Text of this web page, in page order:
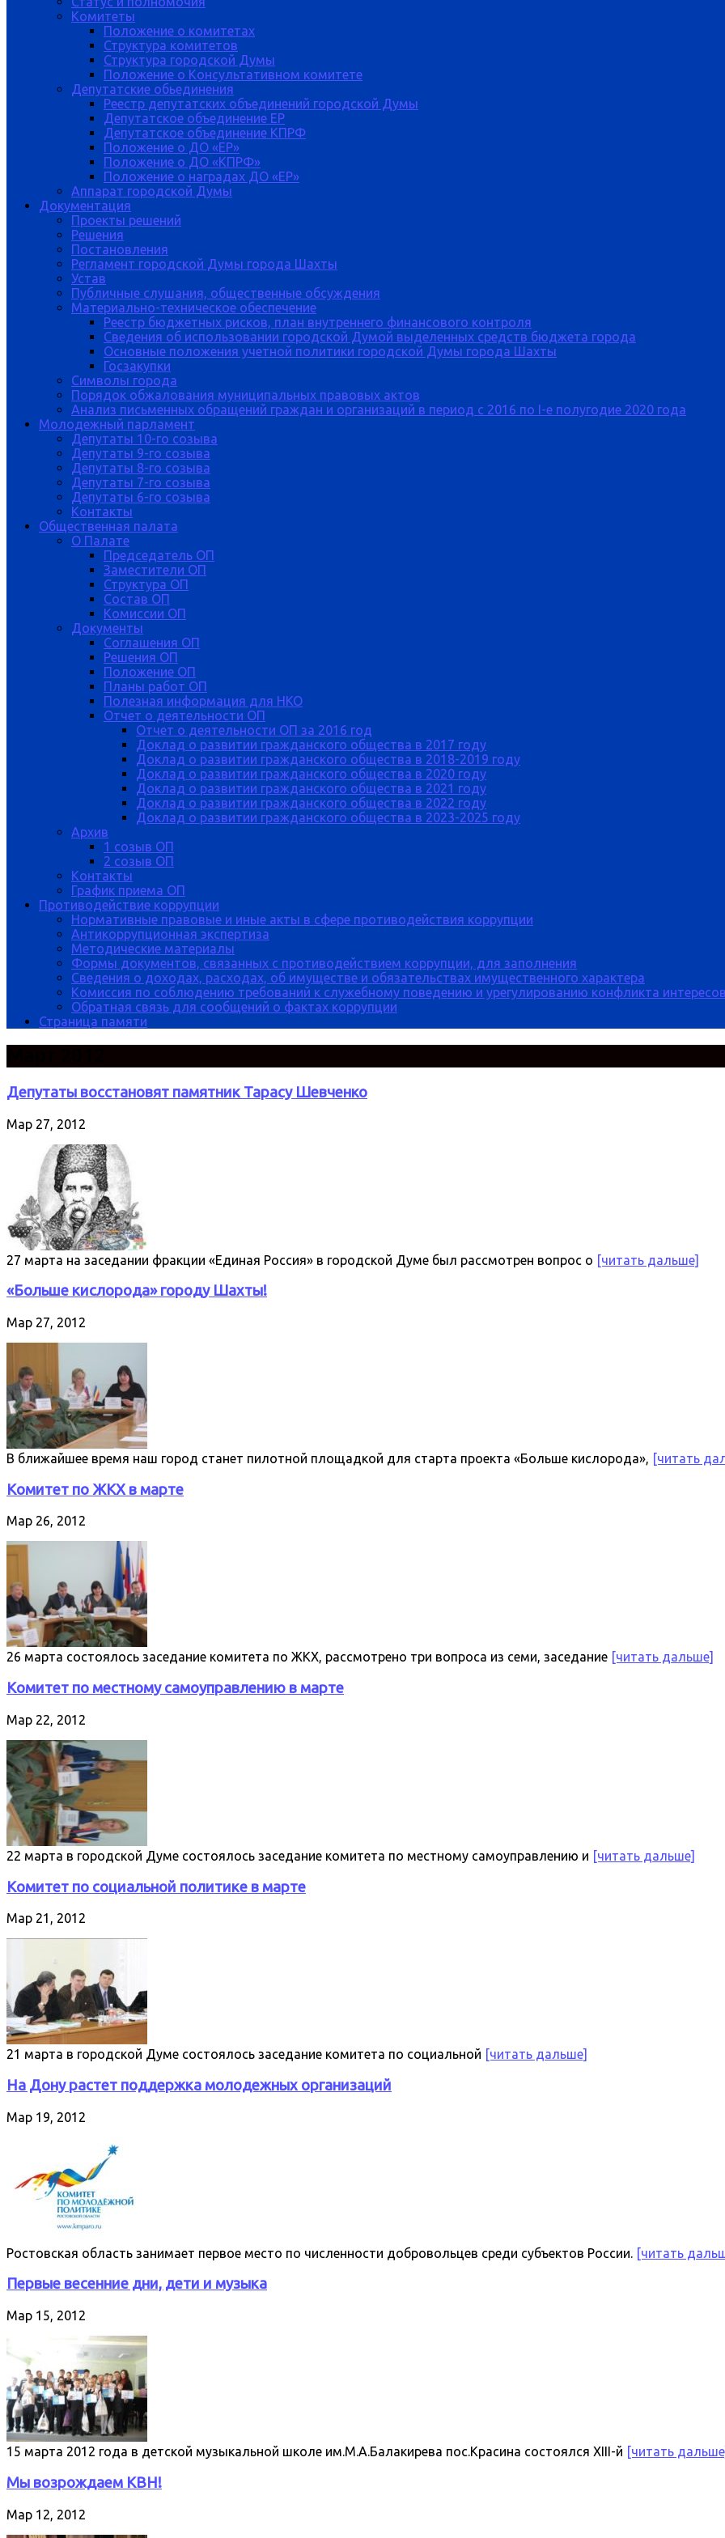
Комитеты
Положение о комитетах
Структура комитетов
Структура городской Думы
Положение о Консультативном комитете
Депутатские обьединения
Реестр депутатских объединений городской Думы
Депутатское объединение ЕР
Депутатское объединение КПРФ
Положение о ДО «ЕР»
Положение о ДО «КПРФ»
Положение о наградах ДО «ЕР»
Аппарат городской Думы
Документация
Проекты решений
Решения
Постановления
Регламент городской Думы города Шахты
Устав
Публичные слушания, общественные обсуждения
Материально-техническое обеспечение
Реестр бюджетных рисков, план внутреннего финансового контроля
Сведения об использовании городской Думой выделенных средств бюджета города
Основные положения учетной политики городской Думы города Шахты
Госзакупки
Символы города
Порядок обжалования муниципальных правовых актов
Анализ письменных обращений граждан и организаций в период с 2016 по I-е полугодие 2020 года
Молодежный парламент
Депутаты 10-го созыва
Депутаты 9-го созыва
Депутаты 8-го созыва
Депутаты 7-го созыва
Депутаты 6-го созыва
Контакты
Общественная палата
О Палате
Председатель ОП
Заместители ОП
Структура ОП
Состав ОП
Комиссии ОП
Документы
Соглашения ОП
Решения ОП
Положение ОП
Планы работ ОП
Полезная информация для НКО
Отчет о деятельности ОП
Отчет о деятельности ОП за 2016 год
Доклад о развитии гражданского общества в 2017 году
Доклад о развитии гражданского общества в 2018-2019 году
Доклад о развитии гражданского общества в 2020 году
Доклад о развитии гражданского общества в 2021 году
Доклад о развитии гражданского общества в 2022 году
Доклад о развитии гражданского общества в 2023-2025 году
Архив
1 созыв ОП
2 созыв ОП
Контакты
График приема ОП
Противодействие коррупции
Нормативные правовые и иные акты в сфере противодействия коррупции
Антикоррупционная экспертиза
Методические материалы
Формы документов, связанных с противодействием коррупции, для заполнения
Сведения о доходах, расходах, об имуществе и обязательствах имущественного характера
Комиссия по соблюдению требований к служебному поведению и урегулированию конфликта
Обратная связь для сообщений о фактах коррупции
Страница памяти
Депутаты восстановят памятник Тарасу Шевченко
Мар 27, 2012
27 марта на заседании фракции «Единая Россия» в городской Думе был рассмотрен вопрос о [читать дальше]
«Больше кислорода» городу Шахты!
Мар 27, 2012
В ближайшее время наш город станет пилотной площадкой для старта проекта «Больше кислорода», [читать
Комитет по ЖКХ в марте
Мар 26, 2012
26 марта состоялось заседание комитета по ЖКХ, рассмотрено три вопроса из семи, заседание [читать дальше]
Комитет по местному самоуправлению в марте
Мар 22, 2012
22 марта в городской Думе состоялось заседание комитета по местному самоуправлению и [читать дальше]
Комитет по социальной политике в марте
Мар 21, 2012
21 марта в городской Думе состоялось заседание комитета по социальной [читать дальше]
На Дону растет поддержка молодежных организаций
Мар 19, 2012
Ростовская область занимает первое место по численности добровольцев среди субъектов России. [читать
Первые весенние дни, дети и музыка
Мар 15, 2012
15 марта 2012 года в детской музыкальной школе им.М.А.Балакирева пос.Красина состоялся XIII-й [читать
Мы возрождаем КВН!
Мар 12, 2012